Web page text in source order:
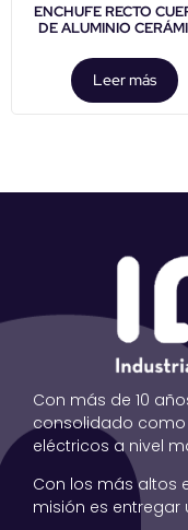
ENCHUFE RECTO
DE ALUMINIO
Leer más
Con más de 10
consolidado
eléctricos a nivel
Con los más altos
misión es entregar